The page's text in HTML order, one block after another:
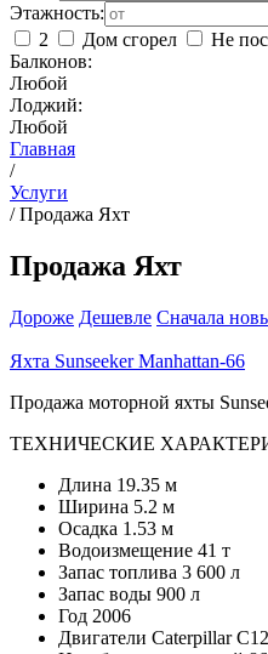
Этажность:
2
Дом сгорел Не
Балконов:
Любой
Лоджий:
Любой
Главная
/
Услуги
/Продажа Яхт
Продажа Яхт
Дороже Дешевле Сначала
Яхта Sunseeker Manhattan-66
Продажа моторной яхты
ТЕХНИЧЕСКИЕ
Длина 19.35 м
Ширина 5.2 м
Осадка 1.53 м
Водоизмещение 41 т
Запас топлива 3 600 л
Запас воды 900 л
Год 2006
Двигатели Caterpillar